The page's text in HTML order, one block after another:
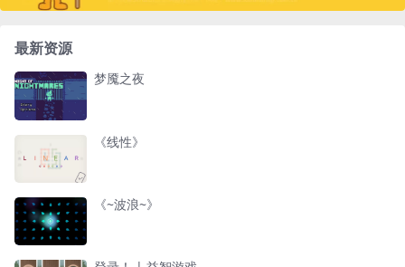
最新资源
梦魇之夜
《线性》
《~波浪~》